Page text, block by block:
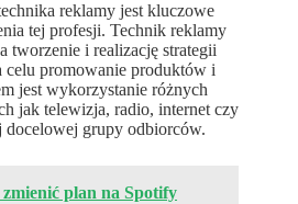
reklamy jest kluczowe
tej profesji. Technik reklamy
tworzenie i realizację strategii
celu promowanie produktów i
jest wykorzystanie różnych
jak telewizja, radio, internet czy
docelowej grupy odbiorców.
plan na Spotify